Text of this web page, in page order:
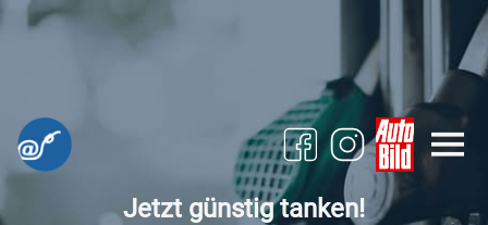
Jetzt günstig tanken!